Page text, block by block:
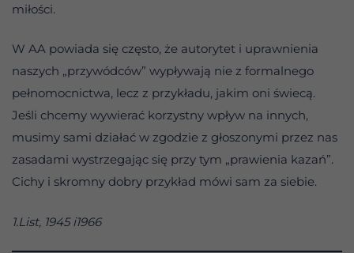
miłości.
W AA powiada się często, że autorytet i uprawnienia
naszych „przywódców” wypływają nie z formalnego
pełnomocnictwa, lecz z przykładu, jakim oni świecą.
Jeśli chcemy wywierać korzystny wpływ na innych,
musimy sami działać w zgodzie z głoszonymi przez nas
zasadami wystrzegając się przy tym „prawienia kazań”.
Cichy i skromny dobry przykład mówi sam za siebie.
1.List, 1945 i1966